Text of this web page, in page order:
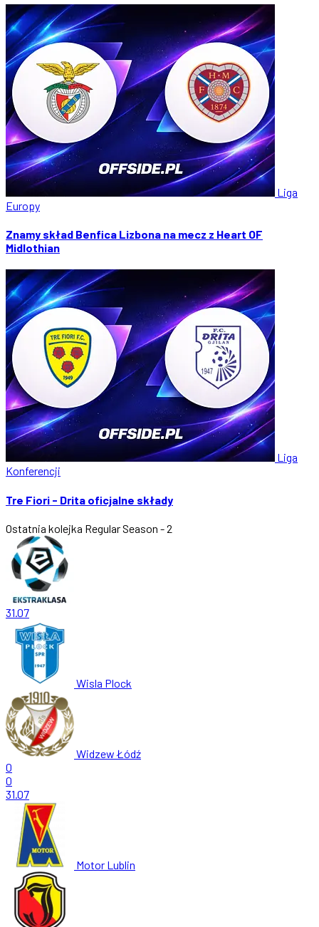
Liga
Europy
Znamy skład Benfica Lizbona na mecz z Heart OF
Midlothian
Liga
Konferencji
Tre Fiori - Drita oficjalne składy
Ostatnia kolejka Regular Season - 2
31.07
Wisla Plock
Widzew Łódź
0
0
31.07
Motor Lublin